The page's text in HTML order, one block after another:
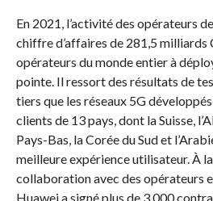
En 2021, l’activité des opérateurs
chiffre d’affaires de 281,5 milliards
opérateurs du monde entier à
pointe. Il ressort des résultats de
tiers que les réseaux 5G
clients de 13 pays, dont la Suisse,
Pays-Bas, la Corée du Sud et
meilleure expérience utilisateur. À
collaboration avec des opérateurs
Huawei a signé plus de 3 000